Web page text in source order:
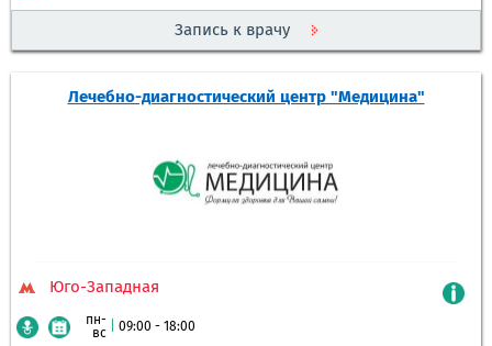
Запись к врачу
Лечебно-диагностический центр "Медицина"
Юго-Западная
пн-
вс
09:00 - 18:00